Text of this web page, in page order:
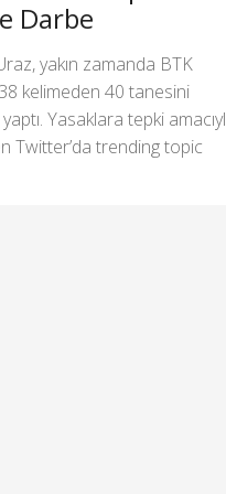
Darbe
yakın zamanda BTK
kelimeden 40 tanesini
Yasaklara tepki
Twitter’da trending topic